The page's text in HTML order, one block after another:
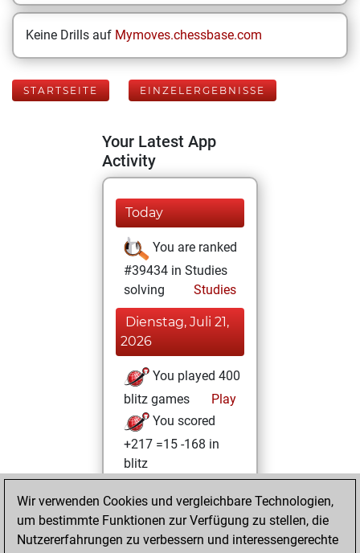
Keine Drills auf Mymoves.chessbase.com
STARTSEITE EINZELERGEBNISSE
Your Latest App
Activity
Today
You are ranked
#39434 in Studies
solving
Studies
Dienstag, Juli 21,
2026
You played 400
blitz games
Play
You scored
+217 =15 -168 in
blitz
Montag,
Dezember 8, 2025
Wir verwenden Cookies und vergleichbare Technologien,
um bestimmte Funktionen zur Verfügung zu stellen, die
Nutzererfahrungen zu verbessern und interessengerechte